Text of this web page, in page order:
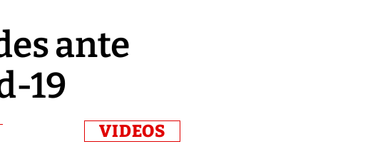
ante
19
VIDEOS